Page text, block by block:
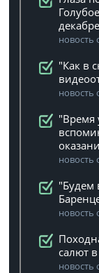
новость
"Как в
новость
"Время
новость
"Будем
новость
салют
новость